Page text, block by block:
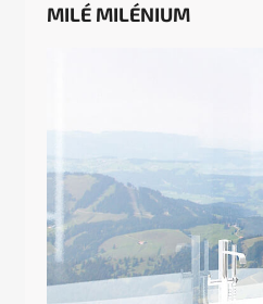
MILÉ MILÉNIUM